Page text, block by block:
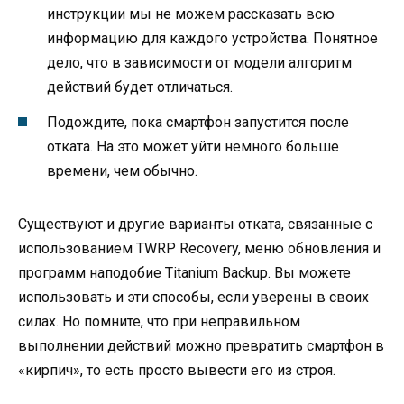
инструкции мы не можем рассказать всю
информацию для каждого устройства. Понятное
дело, что в зависимости от модели алгоритм
действий будет отличаться.
Подождите, пока смартфон запустится после
отката. На это может уйти немного больше
времени, чем обычно.
Существуют и другие варианты отката, связанные с
использованием TWRP Recovery, меню обновления и
программ наподобие Titanium Backup. Вы можете
использовать и эти способы, если уверены в своих
силах. Но помните, что при неправильном
выполнении действий можно превратить смартфон в
«кирпич», то есть просто вывести его из строя.